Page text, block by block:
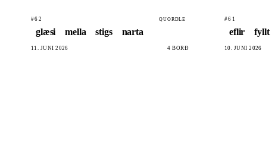
#62 QUORDLE
glæsi mella stigs narta
11. JÚNÍ 2026 4 BORÐ
#61
eflir fyllt
10. JÚNÍ 2026